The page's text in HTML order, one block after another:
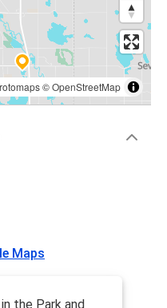
©OpenStreetMap
Maps
the Park and